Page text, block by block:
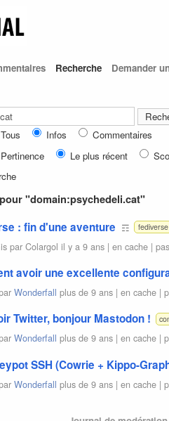
Recherche Demander
Tous Infos
Commentaires
Pertinence Le plus récent
"domain:psychedeli.cat"
: fin d'une aventure ☶ fediverse
parColargol il y a 9 ans |en cache |
avoir une excellente
Wonderfall plus de 9 ans |en cache |
Twitter, bonjour Mastodon !
Wonderfall plus de 9 ans |en cache |
SSH (Cowrie + Kippo-
Wonderfall plus de 9 ans |en cache |